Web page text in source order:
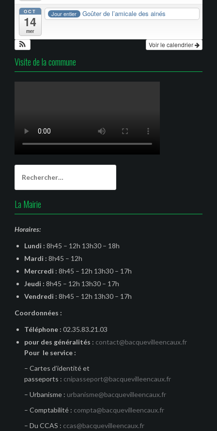
OCT
14
mer
Jour entier Goûter de l’amicale des ainés
Voir le calendrier
Visite de la commune
La Mairie
Horaires:
Lundi : 8h45 – 12h 13h30 – 18h
Mardi : 8h45 – 12h
Mercredi : 8h45 – 12h 13h30 – 17h
Jeudi : 8h45 – 12h 13h30 – 17h
Vendredi : 8h45 – 12h 13h30 – 17h
Coordonnées :
Téléphone : 02.35.83.21.03
pour des généralités : contact@bacquevilleencaux.fr
Pour le service :
– Cartes d’identité et
passeports : cnipasseport@bacquevilleencaux.fr
– Urbanisme : urbanisme@bacquevilleencaux.fr
– Comptabilité : compta@bacquevilleencaux.fr
– Du CCAS : ccas@bacquevilleencaux.fr